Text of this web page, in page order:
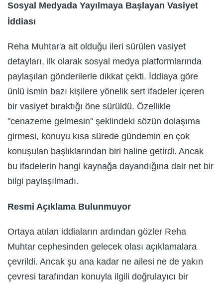
Sosyal Medyada Yayılmaya Başlayan Vasiyet
İddiası
Reha Muhtar'a ait olduğu ileri sürülen vasiyet
detayları, ilk olarak sosyal medya platformlarında
paylaşılan gönderilerle dikkat çekti. İddiaya göre
ünlü ismin bazı kişilere yönelik sert ifadeler içeren
bir vasiyet bıraktığı öne sürüldü. Özellikle
"cenazeme gelmesin" şeklindeki sözün dolaşıma
girmesi, konuyu kısa sürede gündemin en çok
konuşulan başlıklarından biri haline getirdi. Ancak
bu ifadelerin hangi kaynağa dayandığına dair net bir
bilgi paylaşılmadı.
Resmi Açıklama Bulunmuyor
Ortaya atılan iddiaların ardından gözler Reha
Muhtar cephesinden gelecek olası açıklamalara
çevrildi. Ancak şu ana kadar ne ailesi ne de yakın
çevresi tarafından konuyla ilgili doğrulayıcı bir